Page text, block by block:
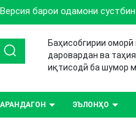
Версия барои одамони сустбин
Баҳисобгирии
даровардан ва
иқтисодӣ ба шумор
ЭЪЛОНҲО